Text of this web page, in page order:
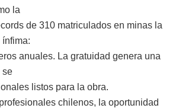
la
de 310 matriculados en minas la
ínfima:
anuales. La gratuidad genera una
se
listos para la obra.
chilenos, la oportunidad